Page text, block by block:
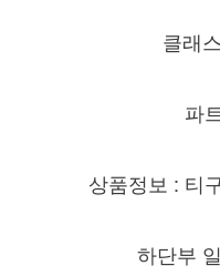
클래
파
상품정보 : 티
하단부